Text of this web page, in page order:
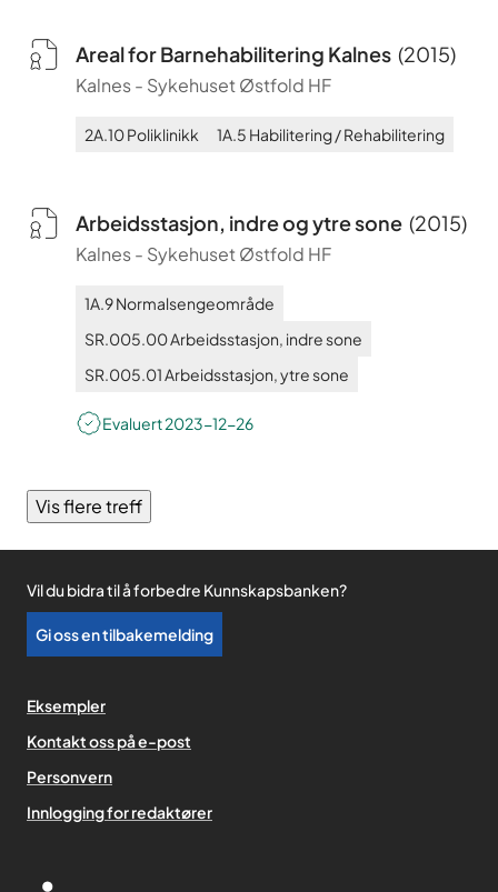
Areal for Barnehabilitering Kalnes (2015)
Kalnes- Sykehuset Østfold HF
2A.10Poliklinikk 1A.5 Habilitering / Rehabilitering
Arbeidsstasjon, indre og ytre sone (2015)
Kalnes- Sykehuset Østfold HF
1A.9Normalsengeområde
SR.005.00Arbeidsstasjon, indre sone
SR.005.01Arbeidsstasjon, ytre sone
Evaluert2023-12-26
Vis flere treff
Vil du bidra til å forbedre Kunnskapsbanken?
Gi oss en tilbakemelding
Eksempler
Kontakt oss på e-post
Personvern
Innlogging for redaktører